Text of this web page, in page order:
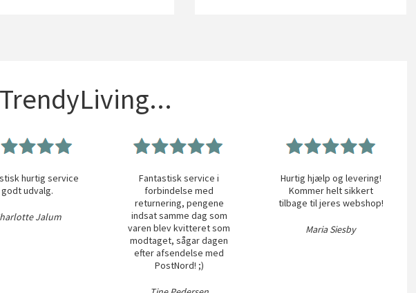
hurtig service
godt udvalg.
Jalum
Fantastisk service i
forbindelse med
returnering, pengene
indsat samme dag som
varen blev kvitteret som
modtaget, sågar dagen
efter afsendelse med
PostNord! ;)
Hurtig hjælp og levering!
Kommer helt sikkert
tilbage til jeres webshop!
Maria Siesby